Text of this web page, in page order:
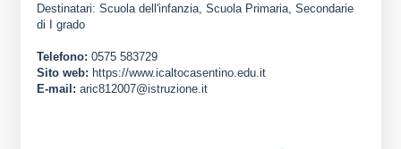
Destinatari: Scuola dell'infanzia, Scuola Primaria, Secondarie
di I grado
Telefono: 0575 583729
Sito web: https://www.icaltocasentino.edu.it
E-mail: aric812007@istruzione.it